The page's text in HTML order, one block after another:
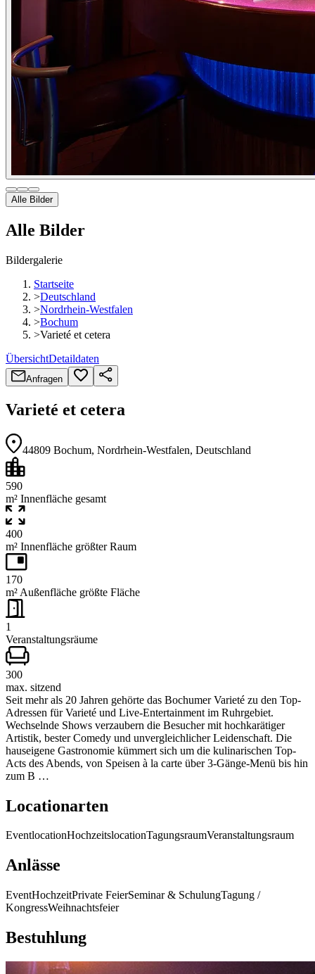
Alle Bilder
Alle Bilder
Bildergalerie
Startseite
>Deutschland
>Nordrhein-Westfalen
>Bochum
>Varieté et cetera
ÜbersichtDetaildaten
Anfragen
Varieté et cetera
44809 Bochum, Nordrhein-Westfalen, Deutschland
590
m² Innenfläche gesamt
400
m² Innenfläche größter Raum
170
m² Außenfläche größte Fläche
1
Veranstaltungsräume
300
max. sitzend
Seit mehr als 20 Jahren gehörte das Bochumer Varieté zu den Top-
Adressen für Varieté und Live-Entertainment im Ruhrgebiet.
Wechselnde Shows verzaubern die Besucher mit hochkarätiger
Artistik, bester Comedy und unvergleichlicher Leidenschaft. Die
hauseigene Gastronomie kümmert sich um die kulinarischen Top-
Acts des Abends, von Speisen à la carte über 3-Gänge-Menü bis hin
zum B …
Locationarten
EventlocationHochzeitslocationTagungsraumVeranstaltungsraum
Anlässe
EventHochzeitPrivate FeierSeminar & SchulungTagung /
KongressWeihnachtsfeier
Bestuhlung